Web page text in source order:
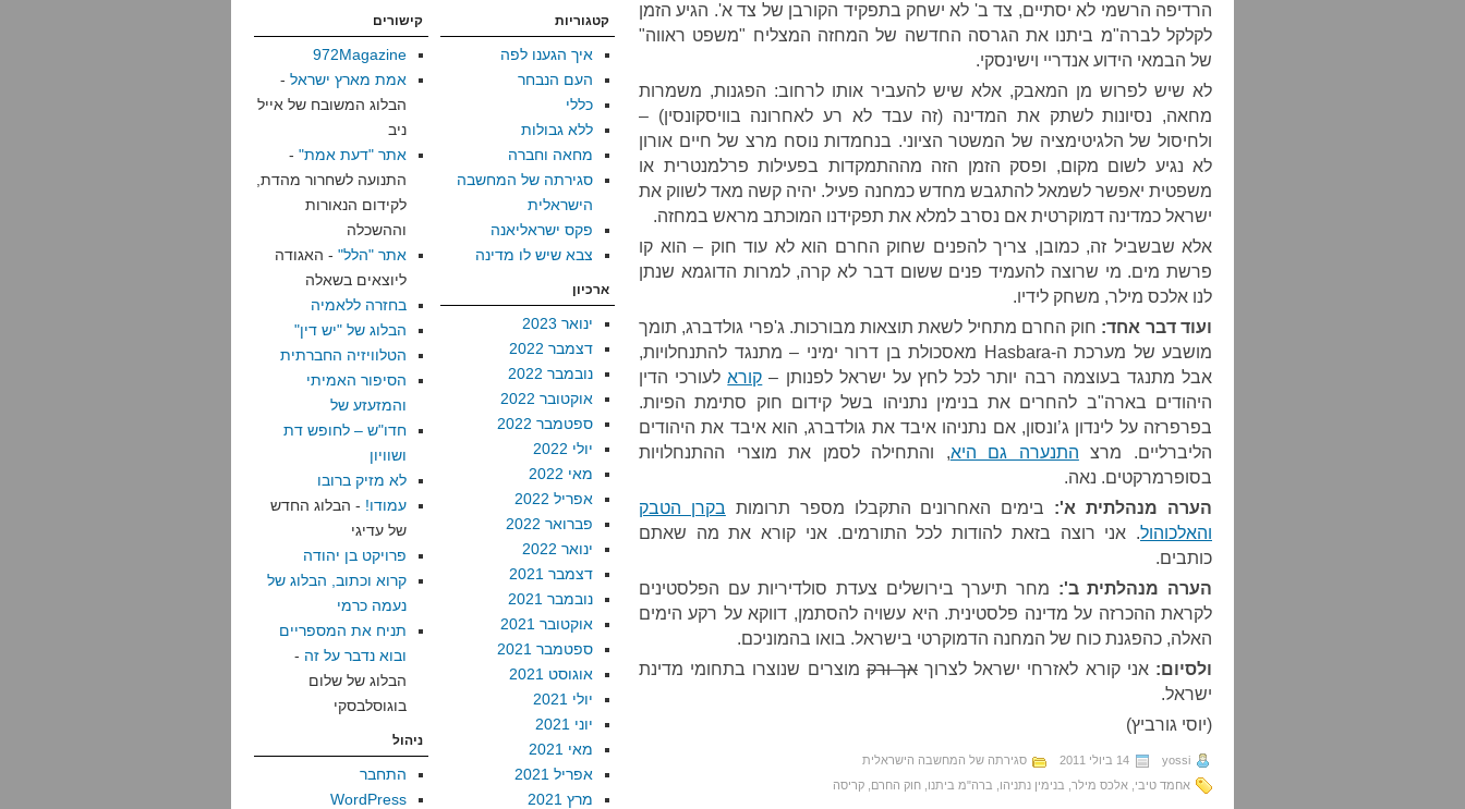
הרדיפה הרשמי לא יסתיים, צד ב' לא ישחק בתפקיד הקורבן של צד א'. הגיע הזמן
לקלקל לברה"מ ביתנו את הגרסה החדשה של המחזה המצליח "משפט ראווה"
של הבמאי הידוע אנדריי וישינסקי.
לא שיש לפרוש מן המאבק, אלא שיש להעביר אותו לרחוב: הפגנות, משמרות
מחאה, נסיונות לשתק את המדינה (זה עבד לא רע לאחרונה בוויסקונסין) –
ולחיסול של הלגיטימציה של המשטר הציוני. בנחמדות נוסח מרצ של חיים אורון
לא נגיע לשום מקום, ופסק הזמן הזה מההתמקדות בפעילות פרלמנטרית או
משפטית יאפשר לשמאל להתגבש מחדש כמחנה פעיל. יהיה קשה מאד לשווק את
ישראל כמדינה דמוקרטית אם נסרב למלא את תפקידנו המוכתב מראש במחזה.
אלא שבשביל זה, כמובן, צריך להפנים שחוק החרם הוא לא עוד חוק – הוא קו
פרשת מים. מי שרוצה להעמיד פנים ששום דבר לא קרה, למרות הדוגמא שנתן
לנו אלכס מילר, משחק לידיו.
ועוד דבר אחד: חוק החרם מתחיל לשאת תוצאות מבורכות. ג'פרי גולדברג, תומך
מושבע של מערכת ה-Hasbara מאסכולת בן דרור ימיני – מתנגד להתנחלויות,
אבל מתנגד בעוצמה רבה יותר לכל לחץ על ישראל לפנותן – קוראלעורכי הדין
היהודים בארה"ב להחרים את בנימין נתניהו בשל קידום חוק סתימת הפיות.
בפרפרזה על לינדון ג’ונסון, אם נתניהו איבד את גולדברג, הוא איבד את היהודים
הליברליים. מרצ התנערה גם היא, והתחילה לסמן את מוצרי ההתנחלויות
בסופרמרקטים. נאה.
הערה מנהלתית א': בימים האחרונים התקבלו מספר תרומות בקרן הטבק
והאלכוהול. אני רוצה בזאת להודות לכל התורמים. אני קורא את מה שאתם
כותבים.
הערה מנהלתית ב': מחר תיערך בירושלים צעדת סולדיריות עם הפלסטינים
לקראת ההכרזה על מדינה פלסטינית. היא עשויה להסתמן, דווקא על רקע הימים
האלה, כהפגנת כוח של המחנה הדמוקרטי בישראל. בואו בהמוניכם.
ולסיום: אני קורא לאזרחי ישראל לצרוךאך ורקמוצרים שנוצרו בתחומי מדינת
ישראל.
(יוסי גורביץ)
yossi 14 ביולי 2011
סגירתה של המחשבה הישראלית
אחמד טיבי אלכס מילר בנימין נתניהו ברה"מ ביתנו חוק החרם קריסה
קטגוריות
איך הגענו לפה
העם הנבחר
כללי
ללא גבולות
מחאה וחברה
סגירתה של המחשבה
הישראלית
פקס ישראליאנה
צבא שיש לו מדינה
ארכיון
ינואר 2023
דצמבר 2022
נובמבר 2022
אוקטובר 2022
ספטמבר 2022
יולי 2022
מאי 2022
אפריל 2022
פברואר 2022
ינואר 2022
דצמבר 2021
נובמבר 2021
אוקטובר 2021
ספטמבר 2021
אוגוסט 2021
יולי 2021
יוני 2021
מאי 2021
אפריל 2021
מרץ 2021
קישורים
972Magazine
אמת מארץ ישראל -
הבלוג המשובח של אייל
ניב
אתר "דעת אמת" -
התנועה לשחרור מהדת,
לקידום הנאורות
וההשכלה
אתר "הלל" - האגודה
ליוצאים בשאלה
בחזרה ללאמיה
הבלוג של "יש דין"
הטלוויזיה החברתית
הסיפור האמיתי
והמזעזע של
חדו"ש – לחופש דת
ושוויון
לא מזיק ברובו
עמודו! - הבלוג החדש
של עדיגי
פרויקט בן יהודה
קרוא וכתוב, הבלוג של
נעמה כרמי
תניח את המספריים
ובוא נדבר על זה -
הבלוג של שלום
בוגוסלבסקי
ניהול
התחבר
WordPress